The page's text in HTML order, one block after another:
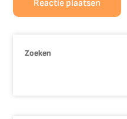
Zoeken